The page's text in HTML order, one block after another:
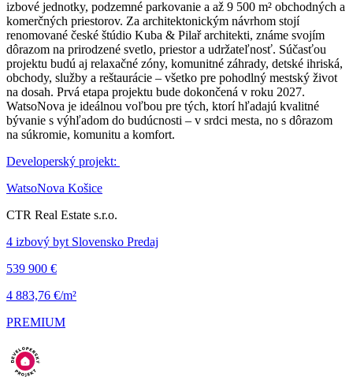
izbové jednotky, podzemné parkovanie a až 9 500 m² obchodných a
komerčných priestorov. Za architektonickým návrhom stojí
renomované české štúdio Kuba & Pilař architekti, známe svojím
dôrazom na prirodzené svetlo, priestor a udržateľnosť. Súčasťou
projektu budú aj relaxačné zóny, komunitné záhrady, detské ihriská,
obchody, služby a reštaurácie – všetko pre pohodlný mestský život
na dosah. Prvá etapa projektu bude dokončená v roku 2027.
WatsoNova je ideálnou voľbou pre tých, ktorí hľadajú kvalitné
bývanie s výhľadom do budúcnosti – v srdci mesta, no s dôrazom
na súkromie, komunitu a komfort.
Developerský projekt:
WatsoNova Košice
CTR Real Estate s.r.o.
4 izbový byt Slovensko Predaj
539 900 €
4 883,76 €/m²
PREMIUM